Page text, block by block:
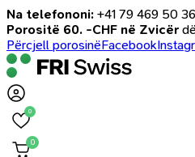
Na telefononi: +41 79 469 50 36
Porositë 60. -CHF në Zvicër
Përcjell porosinëFacebook
0
0